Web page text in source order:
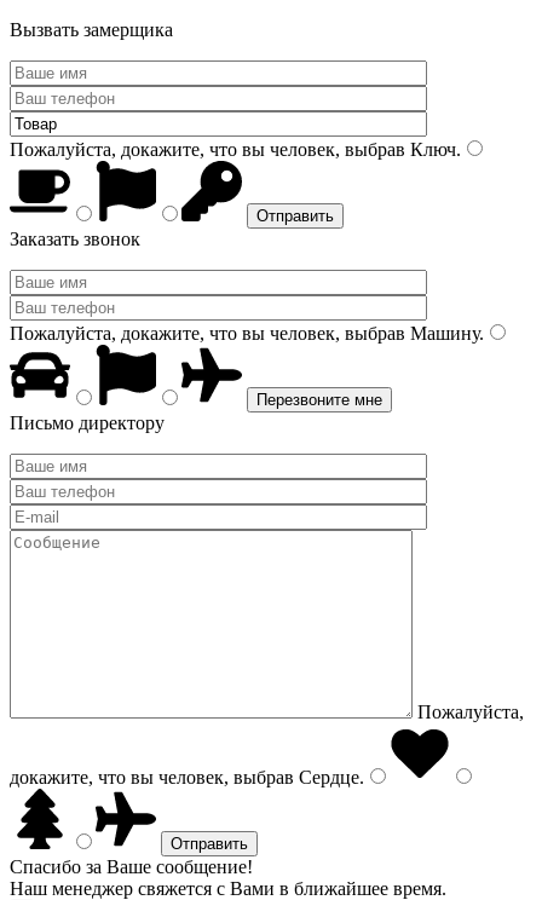
Вызвать замерщика
Пожалуйста, докажите, что вы человек, выбрав Ключ.
Заказать звонок
Пожалуйста, докажите, что вы человек, выбрав Машину.
Письмо директору
Пожалуйста,
докажите, что вы человек, выбрав Сердце.
Спасибо за Ваше сообщение!
Наш менеджер свяжется с Вами в ближайшее время.